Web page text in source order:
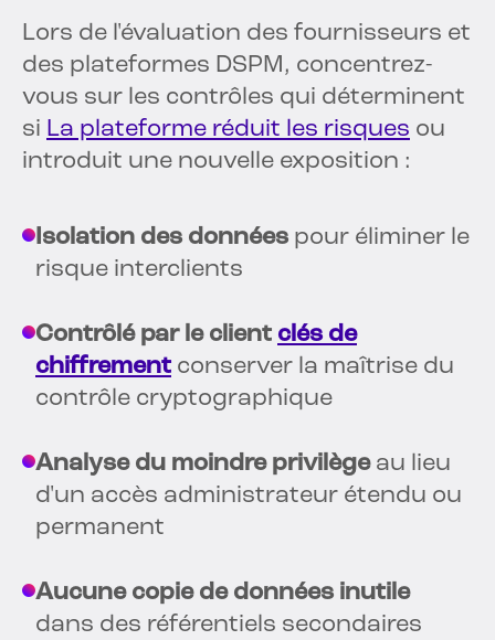
Lors de l'évaluation des fournisseurs et
des plateformes DSPM, concentrez-
vous sur les contrôles qui déterminent
si La plateforme réduit les risques ou
introduit une nouvelle exposition :
Isolation des données pour éliminer le
risque interclients
Contrôlé par le client clés de
chiffrement conserver la maîtrise du
contrôle cryptographique
Analyse du moindre privilègeau lieu
d'un accès administrateur étendu ou
permanent
Aucune copie de données inutile
dans des référentiels secondaires